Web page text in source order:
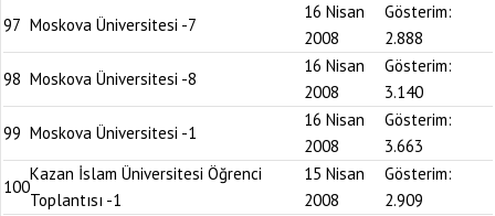
97 Moskova Üniversitesi -7
16 Nisan
2008
Gösterim:
2.888
98 Moskova Üniversitesi -8
16 Nisan
2008
Gösterim:
3.140
99 Moskova Üniversitesi -1
16 Nisan
2008
Gösterim:
3.663
100
Kazan İslam Üniversitesi Öğrenci
Toplantısı -1
15 Nisan
2008
Gösterim:
2.909